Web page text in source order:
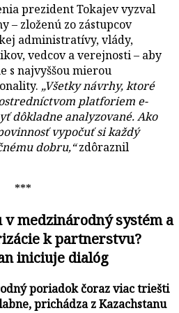
prezident Tokajev vyzval
– zloženú zo zástupcov
administratívy, vlády,
vedcov a verejnosti – aby
s najvyššou mierou
„Všetky návrhy, ktoré
platforiem e-
dôkladne analyzované. Ako
vypočuť si každý
dobru,“zdôraznil
***
medzinárodný systém a
k partnerstvu?
iniciuje dialóg
poriadok čoraz viac triešti
prichádza z Kazachstanu